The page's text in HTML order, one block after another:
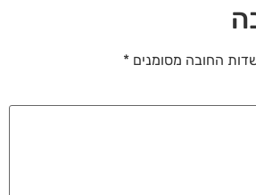
החובה מסומנים *